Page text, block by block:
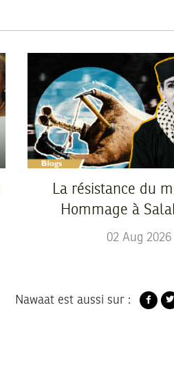
La résistance du
Hommage à
02 Aug 2026
Nawaat est aussi sur :